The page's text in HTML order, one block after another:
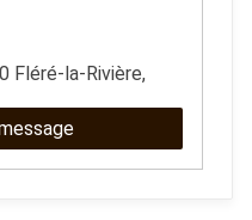
Fléré-la-Rivière,